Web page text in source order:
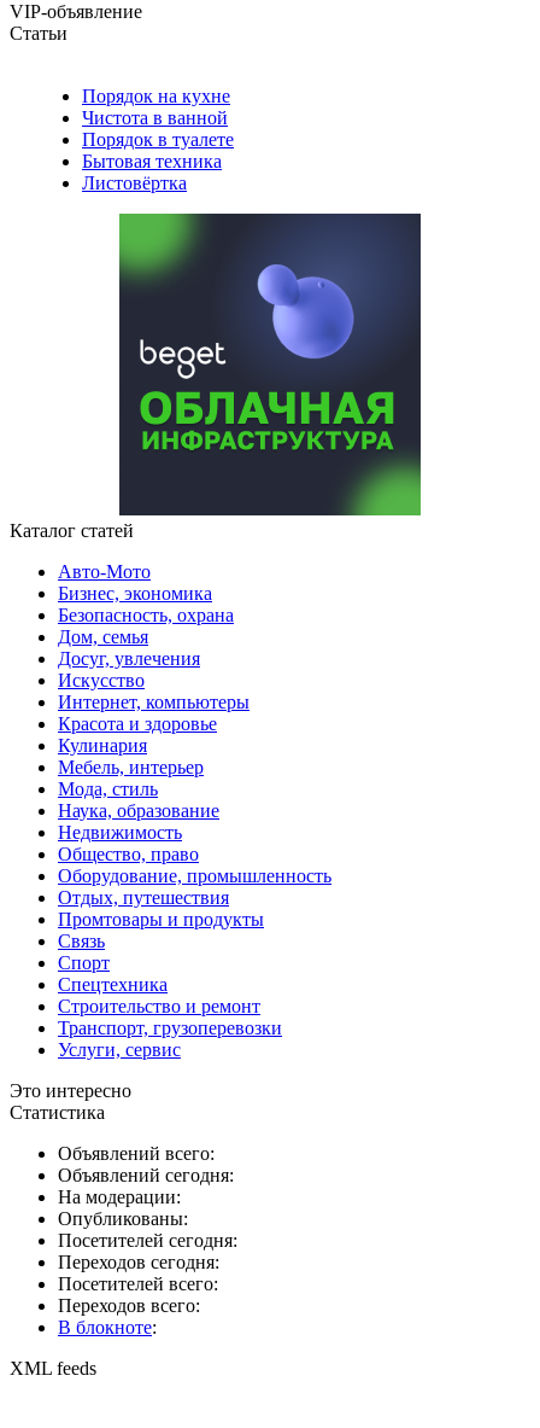
VIP-объявление
Статьи
Порядок на кухне
Чистота в ванной
Порядок в туалете
Бытовая техника
Листовёртка
Каталог статей
Авто-Мото
Бизнес, экономика
Безопасность, охрана
Дом, семья
Досуг, увлечения
Искусство
Интернет, компьютеры
Красота и здоровье
Кулинария
Мебель, интерьер
Мода, стиль
Наука, образование
Недвижимость
Общество, право
Оборудование, промышленность
Отдых, путешествия
Промтовары и продукты
Связь
Спорт
Спецтехника
Строительство и ремонт
Транспорт, грузоперевозки
Услуги, сервис
Это интересно
Статистика
Объявлений всего:
Объявлений сегодня:
На модерации:
Опубликованы:
Посетителей сегодня:
Переходов сегодня:
Посетителей всего:
Переходов всего:
В блокноте:
XML feeds